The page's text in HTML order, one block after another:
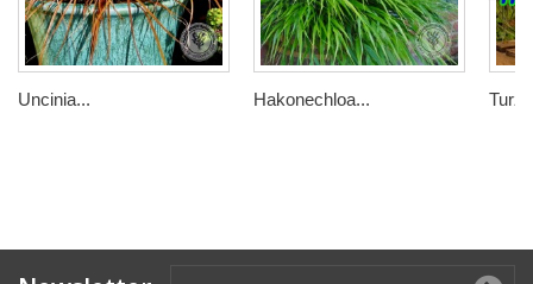
Uncinia... Hakonechloa...